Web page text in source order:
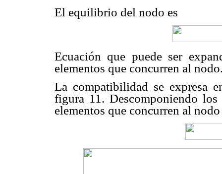
El equilibrio del nodo es
Ecuación que puede ser
elementos que concurren al
La compatibilidad se expresa
figura 11. Descomponiendo
elementos que concurren al nodo